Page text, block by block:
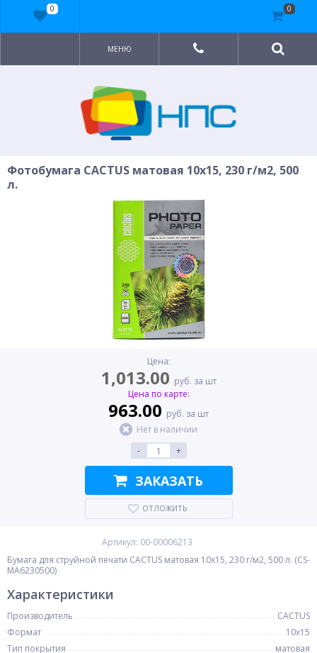
МЕНЮ
Фотобумага CACTUS матовая 10x15, 230 г/м2, 500
л.
Цена:
1,013.00 руб. за шт
Цена по карте:
963.00 руб. за шт
Нет в наличии
-
+
ЗАКАЗАТЬ
ОТЛОЖИТЬ
Артикул: 00-00006213
Бумага для струйной печати CACTUS матовая 10x15, 230 г/м2, 500 л. (CS-
MA6230500)
Характеристики
Производитель
CACTUS
Формат
10x15
Тип покрытия
матовая
0 0